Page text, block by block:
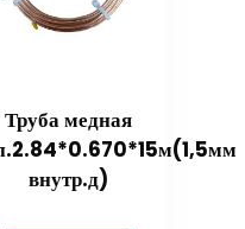
Труба медная
внутр.д)